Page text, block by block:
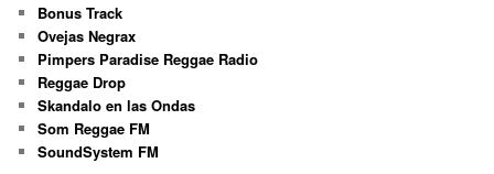
Bonus Track
Ovejas Negrax
Pimpers Paradise Reggae Radio
Reggae Drop
Skandalo en las Ondas
Som Reggae FM
SoundSystem FM